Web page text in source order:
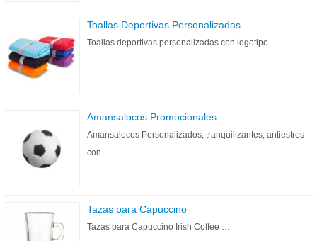
Toallas Deportivas Personalizadas
Toallas deportivas personalizadas con logotipo. …
Amansalocos Promocionales
Amansalocos Personalizados, tranquilizantes, antiestres
con …
Tazas para Capuccino
Tazas para Capuccino Irish Coffee …